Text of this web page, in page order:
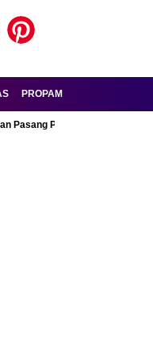
PROPAM
Pelat Palsu, Pelaku Curanmor